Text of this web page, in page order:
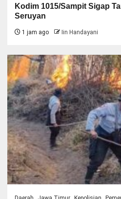
Kodim 1015/Sampit Sigap
Seruyan
1 jam ago Iin Handayani